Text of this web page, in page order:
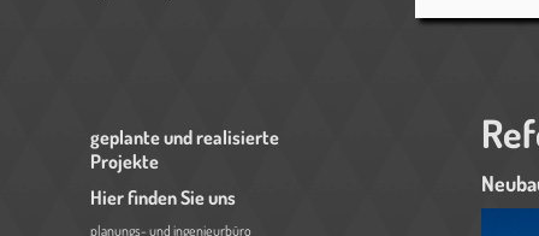
geplante und realisierte
Projekte
Hier finden Sie uns
planungs- und ingenieurbüro